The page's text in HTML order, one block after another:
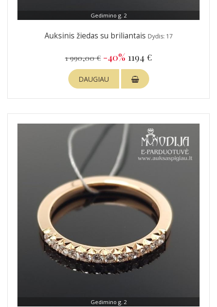
Gedimino g. 2
Auksinis žiedas su briliantais Dydis: 17
1 990,00 € -40% 1194 €
DAUGIAU
Gedimino g. 2